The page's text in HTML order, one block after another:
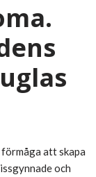
att skapa
och